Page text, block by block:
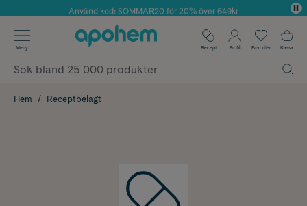
Årets Butik 2025 inom Skönhet
Använd kod: SOMMAR20 för 20% över 649kr
✓ Fri frakt
✓ Poäng på alla köp*
Meny Recept Profil Favoriter Kassa
Hem Receptbelagt